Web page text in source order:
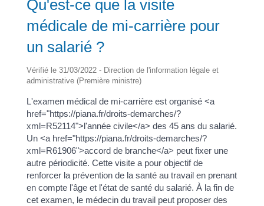
Qu'est-ce que la visite
médicale de mi-carrière pour
un salarié ?
Vérifié le 31/03/2022 - Direction de l'information légale et
administrative (Première ministre)
L'examen médical de mi-carrière est organisé <a
href="https://piana.fr/droits-demarches/?
xml=R52114">l'année civile</a> des 45 ans du salarié.
Un <a href="https://piana.fr/droits-demarches/?
xml=R61906">accord de branche</a> peut fixer une
autre périodicité. Cette visite a pour objectif de
renforcer la prévention de la santé au travail en prenant
en compte l'âge et l'état de santé du salarié. À la fin de
cet examen, le médecin du travail peut proposer des